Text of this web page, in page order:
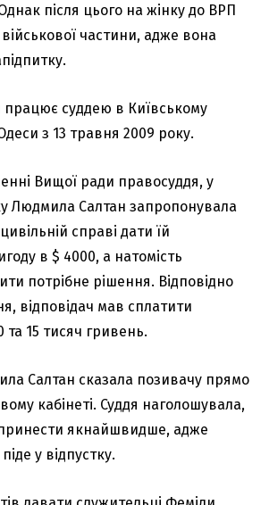
після цього на жінку до ВРП
частини, адже вона
суддею в Київському
з 13 травня 2009 року.
Вищої ради правосуддя, у
Людмила Салтан запропонувала
справі дати їй
в $ 4000, а натомість
потрібне рішення. Відповідно
відповідач мав сплатити
та 15 тисяч гривень.
Салтан сказала позивачу прямо
кабінеті. Суддя наголошувала,
якнайшвидше, адже
у відпустку.